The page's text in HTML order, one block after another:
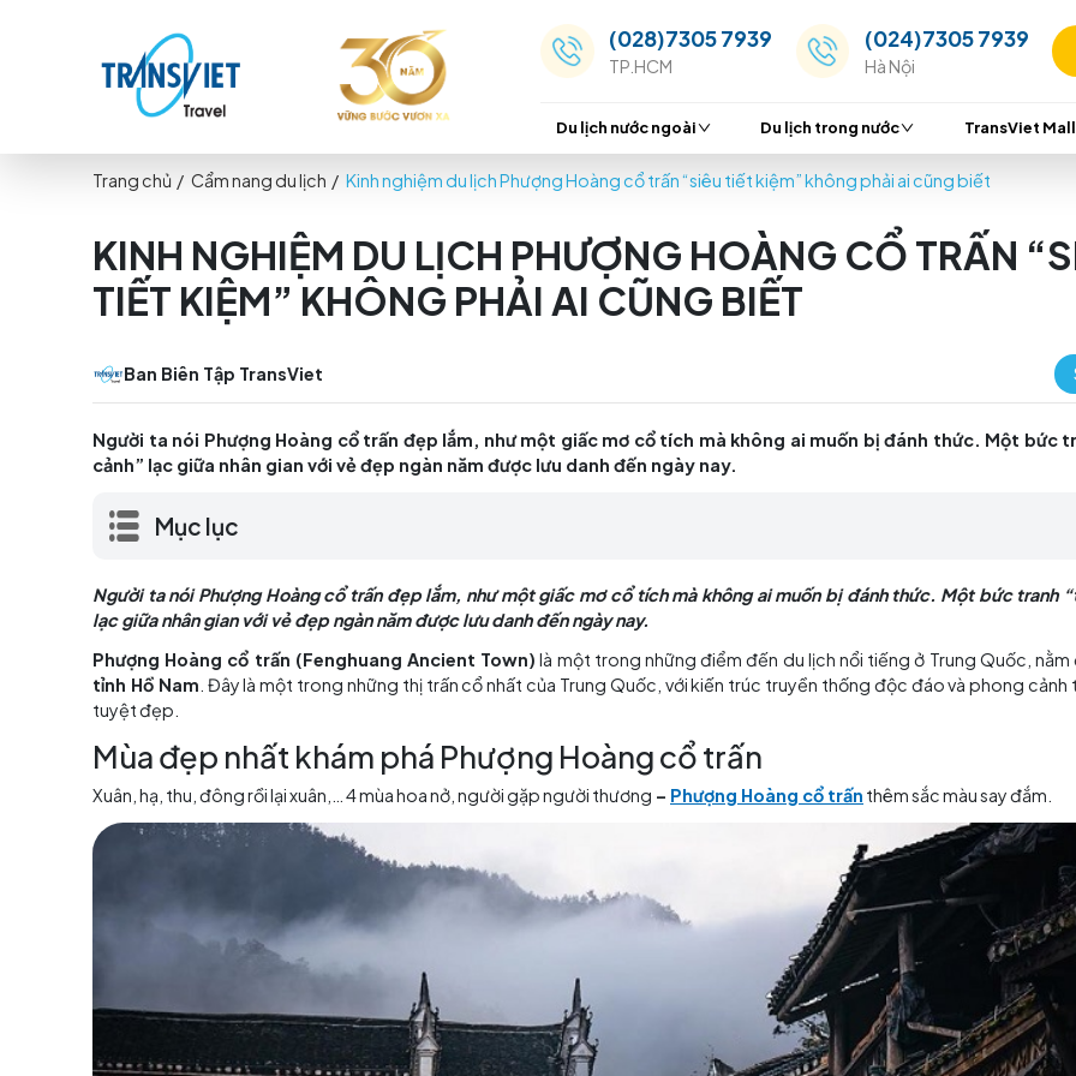
(028)7305 7939
Hà Nội
Du lịch nước ngoài Du lịch trong nước
KINH NGHIỆM DU LỊCH PHƯỢNG HOÀNG CỔ
TIẾT KIỆM” KHÔNG PHẢI AI CŨNG BIẾT
Ban Biên Tập TransViet
Người ta nói Phượng Hoàng cổ trấn đẹp lắm, như một giấc mơ cổ tích mà không ai muốn bị
cảnh” lạc giữa nhân gian với vẻ đẹp ngàn năm được lưu danh đến ngày nay.
Mục lục
Người ta nói Phượng Hoàng cổ trấn đẹp lắm, như một giấc mơ cổ tích mà không ai muốn bị đánh
lạc giữa nhân gian với vẻ đẹp ngàn năm được lưu danh đến ngày nay.
Phượng Hoàng cổ trấn (Fenghuang Ancient Town) là một trong những điểm đến du lịch nổi
tỉnh Hồ Nam. Đây là một trong những thị trấn cổ nhất của Trung Quốc, với kiến trúc truyền thống độc
tuyệt đẹp.
Mùa đẹp nhất khám phá Phượng Hoàng cổ trấn
Xuân, hạ, thu, đông rồi lại xuân,… 4 mùa hoa nở, người gặp người thương Phượng Hoàng cổ trấnthêm